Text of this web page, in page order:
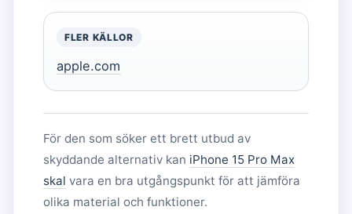
FLER KÄLLOR
apple.com
För den som söker ett brett utbud av
skyddande alternativ kan iPhone 15 Pro Max
skal vara en bra utgångspunkt för att jämföra
olika material och funktioner.